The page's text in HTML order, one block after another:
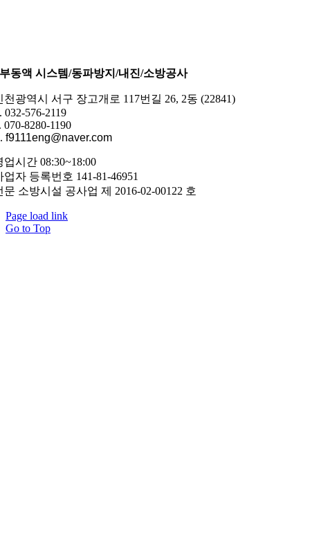
부동액 시스템/동파방지/내진/소방공사
천광역시 서구 장고개로 117번길 26, 2동 (22841)
032-576-2119
070-8280-1190
f9111eng@naver.com
업시간 08:30~18:00
업자 등록번호 141-81-46951
문 소방시설 공사업 제 2016-02-00122 호
Page load link
Go to Top